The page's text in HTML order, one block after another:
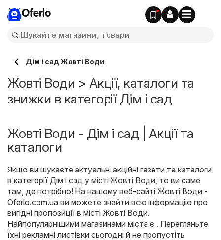
Oferlo
Дім і сад Жовті Води
Жовті Води > Акції, каталоги та
знижки в категорії Дім і сад
Жовті Води - Дім і сад | Акції та
каталоги
Якщо ви шукаєте актуальні акційні газети та каталоги
в категорії Дім і сад у місті Жовті Води, то ви саме
там, де потрібно! На нашому веб-сайті Жовті Води -
Oferlo.com.ua ви можете знайти всю інформацію про
вигідні пропозиції в місті Жовті Води.
Найпопулярнішими магазинами міста є . Перегляньте
їхні рекламні листівки сьогодні й не пропустіть